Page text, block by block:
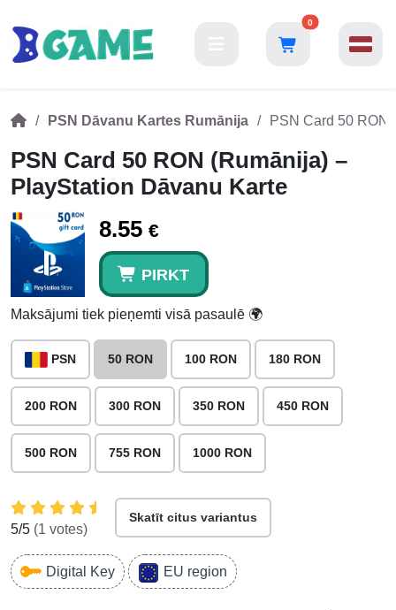
0
PSN Dāvanu Kartes Rumānija PSN Card 50 RON
PSN Card 50 RON (Rumānija) –
PlayStation Dāvanu Karte
8.55 €
PIRKT
Maksājumi tiek pieņemti visā pasaulē 🌍
PSN 50 RON 100 RON 180 RON
200 RON 300 RON 350 RON 450 RON
500 RON 755 RON 1000 RON
5/5 (1 votes)
Skatīt citus variantus
Digital Key EU region